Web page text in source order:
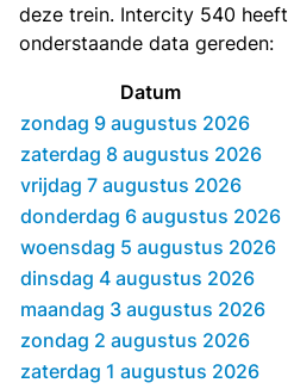
deze trein. Intercity 540
onderstaande data gereden:
Datum
zondag 9 augustus 2026
zaterdag 8 augustus 2026
vrijdag 7 augustus 2026
donderdag 6 augustus 2026
woensdag 5 augustus 2026
dinsdag 4 augustus 2026
maandag 3 augustus 2026
zondag 2 augustus 2026
zaterdag 1 augustus 2026